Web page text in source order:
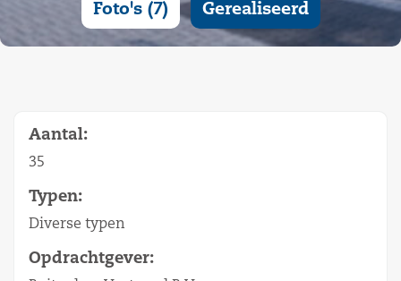
Foto's (7) Gerealiseerd
Aantal:
35
Typen:
Diverse typen
Opdrachtgever: